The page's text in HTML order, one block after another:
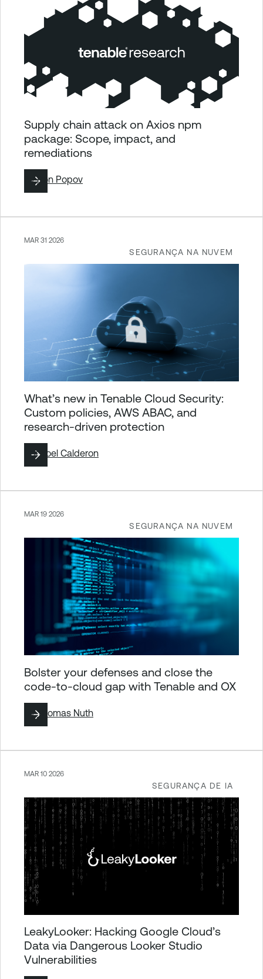
Supply chain attack on Axios npm
package: Scope, impact, and
remediations
ByRon Popov
SEGURANÇA NA NUVEM
MAR 31 2026
What’s new in Tenable Cloud Security:
Custom policies, AWS ABAC, and
research-driven protection
Por Yoel Calderon
SEGURANÇA NA NUVEM
MAR 19 2026
Bolster your defenses and close the
code-to-cloud gap with Tenable and OX
ByThomas Nuth
SEGURANÇA DE IA
MAR 10 2026
LeakyLooker: Hacking Google Cloud’s
Data via Dangerous Looker Studio
Vulnerabilities